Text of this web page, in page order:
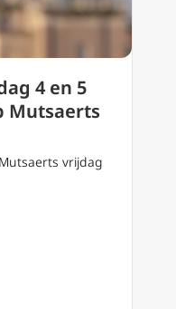
4 en 5
Mutsaerts
vrijdag
bezoek dag 4 en 5